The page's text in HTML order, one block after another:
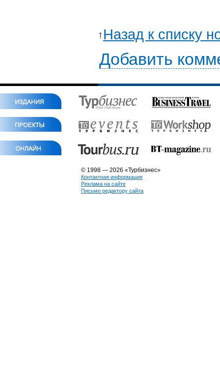
Назад к списку
Добавить
© 1998 — 2026 «Турбизнес»
Контактная информация
Реклама на сайте
Письмо редактору сайта